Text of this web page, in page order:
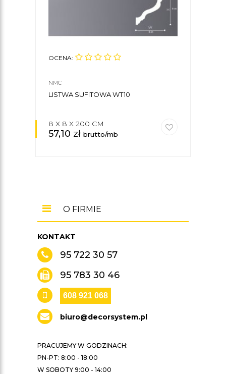
OCENA:
NMC
LISTWA SUFITOWA WT10
8 X 8 X 200 CM
57,10 zł brutto/mb
KONTAKT
95 722 30 57
95 783 30 46
608 921 068
biuro@decorsystem.pl
PRACUJEMY W GODZINACH:
PN-PT: 8:00 - 18:00
W SOBOTY 9:00 - 14:00
O FIRMIE